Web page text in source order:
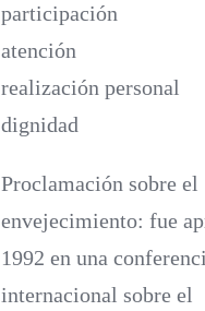
participación
atención
realización personal
dignidad
Proclamación sobre el
envejecimiento: fue
1992 en una
internacional sobre el